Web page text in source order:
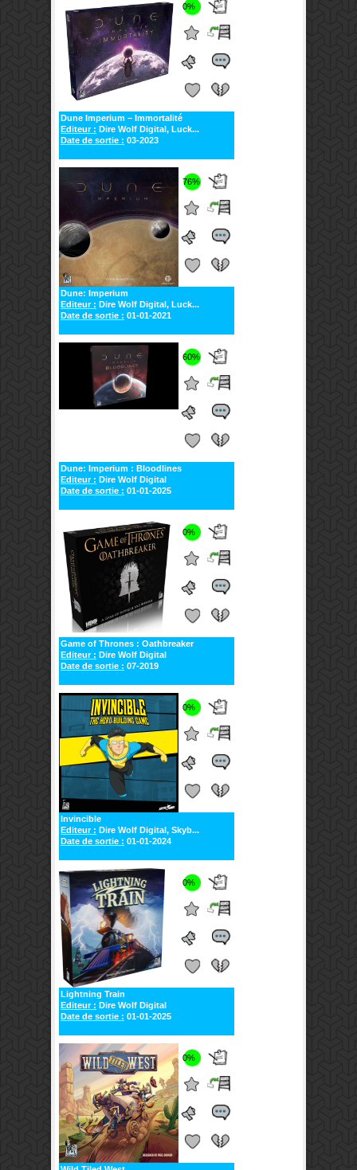
0%
Dune Imperium – Immortalité
Editeur : Dire Wolf Digital, Luck...
Date de sortie : 03-2023
76%
Dune: Imperium
Editeur : Dire Wolf Digital, Luck...
Date de sortie : 01-01-2021
60%
Dune: Imperium : Bloodlines
Editeur : Dire Wolf Digital
Date de sortie : 01-01-2025
0%
Game of Thrones : Oathbreaker
Editeur : Dire Wolf Digital
Date de sortie : 07-2019
0%
Invincible
Editeur : Dire Wolf Digital, Skyb...
Date de sortie : 01-01-2024
0%
Lightning Train
Editeur : Dire Wolf Digital
Date de sortie : 01-01-2025
0%